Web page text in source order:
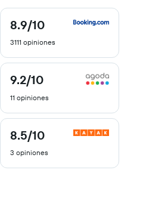
8.9/10
8.9
10
3111 opiniones
9.2/10
9.2
10
11 opiniones
8.5/10
8.5
10
3 opiniones